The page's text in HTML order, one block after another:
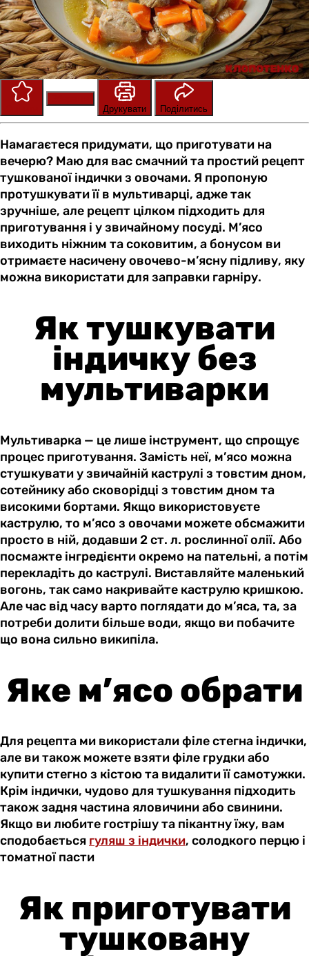
Друкувати
Поділитись
Намагаєтеся придумати, що приготувати на
вечерю? Маю для вас смачний та простий рецепт
тушкованої індички з овочами. Я пропоную
протушкувати її в мультиварці, адже так
зручніше, але рецепт цілком підходить для
приготування і у звичайному посуді. М’ясо
виходить ніжним та соковитим, а бонусом ви
отримаєте насичену овочево-м’ясну підливу, яку
можна використати для заправки гарніру.
Як тушкувати
індичку без
мультиварки
Мультиварка — це лише інструмент, що спрощує
процес приготування. Замість неї, м’ясо можна
стушкувати у звичайній каструлі з товстим дном,
сотейнику або сковорідці з товстим дном та
високими бортами. Якщо використовуєте
каструлю, то м’ясо з овочами можете обсмажити
просто в ній, додавши 2 ст. л. рослинної олії. Або
посмажте інгредієнти окремо на пательні, а потім
перекладіть до каструлі. Виставляйте маленький
вогонь, так само накривайте каструлю кришкою.
Але час від часу варто поглядати до м’яса, та, за
потреби долити більше води, якщо ви побачите
що вона сильно википіла.
Яке м’ясо обрати
Для рецепта ми використали філе стегна індички,
але ви також можете взяти філе грудки або
купити стегно з кістою та видалити її самотужки.
Крім індички, чудово для тушкування підходить
також задня частина яловичини або свинини.
Якщо ви любите гострішу та пікантну їжу, вам
сподобається гуляш з індички, солодкого перцю і
томатної пасти
Як приготувати
тушковану